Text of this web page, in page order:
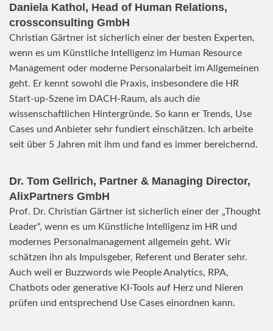
Daniela Kathol, Head of Human Relations,
crossconsulting GmbH
Christian Gärtner ist sicherlich einer der besten Experten,
wenn es um Künstliche Intelligenz im Human Resource
Management oder moderne Personalarbeit im Allgemeinen
geht. Er kennt sowohl die Praxis, insbesondere die HR
Start-up-Szene im DACH-Raum, als auch die
wissenschaftlichen Hintergründe. So kann er Trends, Use
Cases und Anbieter sehr fundiert einschätzen. Ich arbeite
seit über 5 Jahren mit ihm und fand es immer bereichernd.
Dr. Tom Gellrich, Partner & Managing Director,
AlixPartners GmbH
Prof. Dr. Christian Gärtner ist sicherlich einer der „Thought
Leader“, wenn es um Künstliche Intelligenz im HR und
modernes Personalmanagement allgemein geht. Wir
schätzen ihn als Impulsgeber, Referent und Berater sehr.
Auch weil er Buzzwords wie People Analytics, RPA,
Chatbots oder generative KI-Tools auf Herz und Nieren
prüfen und entsprechend Use Cases einordnen kann.